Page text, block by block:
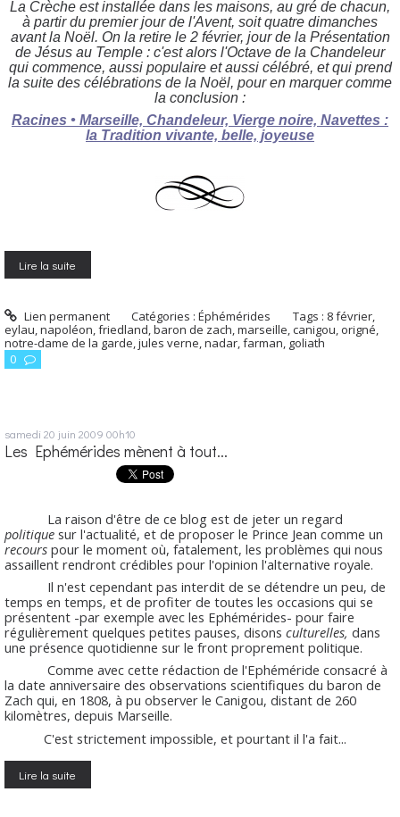
La Crèche est installée dans les maisons, au gré de chacun,
à partir du premier jour de l'Avent, soit quatre dimanches
avant la Noël. On la retire le 2 février, jour de la Présentation
de Jésus au Temple : c'est alors l'Octave de la Chandeleur
qui commence, aussi populaire et aussi célébré, et qui prend
la suite des célébrations de la Noël, pour en marquer comme
la conclusion :
Racines • Marseille, Chandeleur, Vierge noire, Navettes :
la Tradition vivante, belle, joyeuse
Lire la suite
Lien permanent Catégories :Éphémérides Tags : 8 février,
eylau,napoléon,friedland,baron de zach,marseille,canigou, origné,
notre-dame de la garde,jules verne,nadar,farman, goliath
0
samedi 20 juin 2009 00h10
Les Ephémérides mènent à tout...
La raison d'être de ce blog est de jeter un regard
politique sur l'actualité, et de proposer le Prince Jean comme un
recours pour le moment où, fatalement, les problèmes qui nous
assaillent rendront crédibles pour l'opinion l'alternative royale.
Il n'est cependant pas interdit de se détendre un peu, de
temps en temps, et de profiter de toutes les occasions qui se
présentent -par exemple avec les Ephémérides- pour faire
régulièrement quelques petites pauses, disons culturelles, dans
une présence quotidienne sur le front proprement politique.
Comme avec cette rédaction de l'Ephéméride consacré à
la date anniversaire des observations scientifiques du baron de
Zach qui, en 1808, à pu observer le Canigou, distant de 260
kilomètres, depuis Marseille.
C'est strictement impossible, et pourtant il l'a fait...
Lire la suite